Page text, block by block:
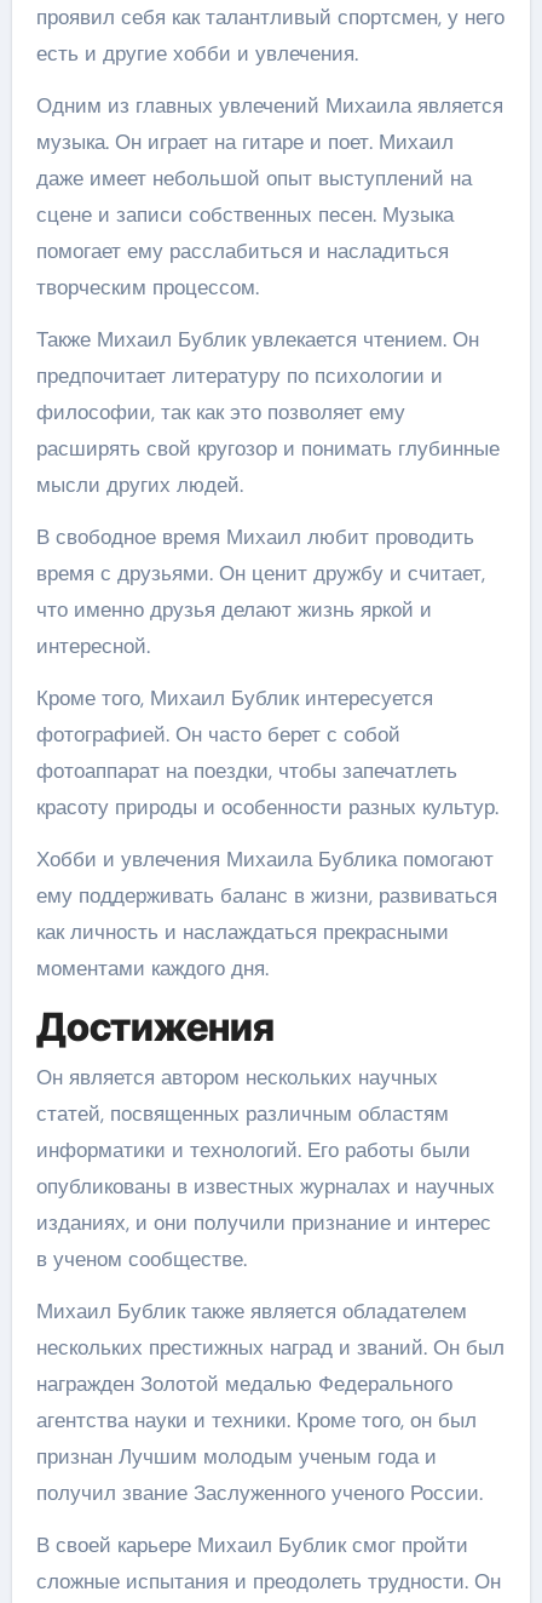
проявил себя как талантливый спортсмен, у него
есть и другие хобби и увлечения.
Одним из главных увлечений Михаила является
музыка. Он играет на гитаре и поет. Михаил
даже имеет небольшой опыт выступлений на
сцене и записи собственных песен. Музыка
помогает ему расслабиться и насладиться
творческим процессом.
Также Михаил Бублик увлекается чтением. Он
предпочитает литературу по психологии и
философии, так как это позволяет ему
расширять свой кругозор и понимать глубинные
мысли других людей.
В свободное время Михаил любит проводить
время с друзьями. Он ценит дружбу и считает,
что именно друзья делают жизнь яркой и
интересной.
Кроме того, Михаил Бублик интересуется
фотографией. Он часто берет с собой
фотоаппарат на поездки, чтобы запечатлеть
красоту природы и особенности разных культур.
Хобби и увлечения Михаила Бублика помогают
ему поддерживать баланс в жизни, развиваться
как личность и наслаждаться прекрасными
моментами каждого дня.
Достижения
Он является автором нескольких научных
статей, посвященных различным областям
информатики и технологий. Его работы были
опубликованы в известных журналах и научных
изданиях, и они получили признание и интерес
в ученом сообществе.
Михаил Бублик также является обладателем
нескольких престижных наград и званий. Он был
награжден Золотой медалью Федерального
агентства науки и техники. Кроме того, он был
признан Лучшим молодым ученым года и
получил звание Заслуженного ученого России.
В своей карьере Михаил Бублик смог пройти
сложные испытания и преодолеть трудности. Он